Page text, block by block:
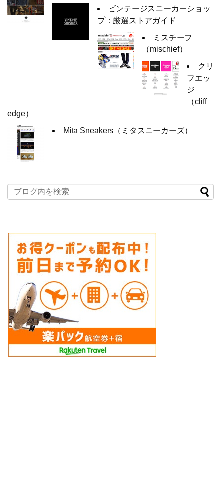
ビンテージスニーカーショッ
プ：厳選ストアガイド
ミスチーフ
（mischief）
クリ
フエッ
ジ
（cliff
edge）
Mita Sneakers（ミタスニーカーズ）